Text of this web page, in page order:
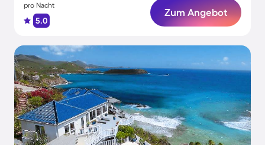
pro Nacht
5.0
Zum Angebot